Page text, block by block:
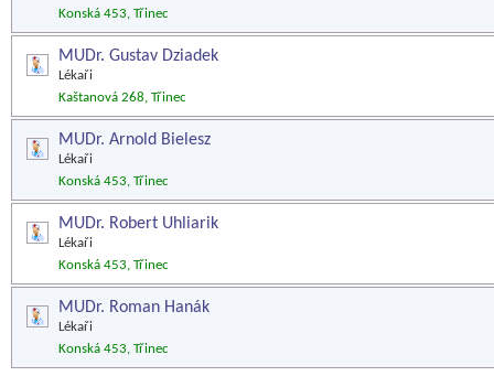
Konská 453, Třinec
MUDr. Gustav Dziadek
Lékaři
Kaštanová 268, Třinec
MUDr. Arnold Bielesz
Lékaři
Konská 453, Třinec
MUDr. Robert Uhliarik
Lékaři
Konská 453, Třinec
MUDr. Roman Hanák
Lékaři
Konská 453, Třinec